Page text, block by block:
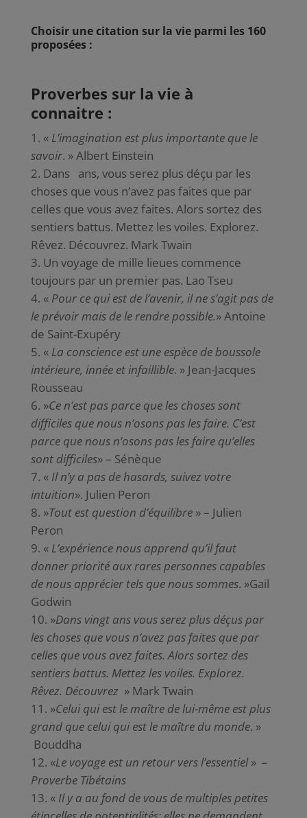
Choisir une citation sur la vie parmi les 160
proposées :
Proverbes sur la vie à
connaitre :
« L’imagination est plus importante que le
savoir. » Albert Einstein
Dans ans, vous serez plus déçu par les
choses que vous n’avez pas faites que par
celles que vous avez faites. Alors sortez des
sentiers battus. Mettez les voiles. Explorez.
Rêvez. Découvrez. Mark Twain
Un voyage de mille lieues commence
toujours par un premier pas. Lao Tseu
« Pour ce qui est de l’avenir, il ne s’agit pas de
le prévoir mais de le rendre possible.» Antoine
de Saint-Exupéry
« La conscience est une espèce de boussole
intérieure, innée et infaillible. » Jean-Jacques
Rousseau
»Ce n’est pas parce que les choses sont
difficiles que nous n’osons pas les faire. C’est
parce que nous n’osons pas les faire qu’elles
sont difficiles» – Sénèque
« Il n’y a pas de hasards, suivez votre
intuition». Julien Peron
»Tout est question d’équilibre » – Julien
Peron
« L’expérience nous apprend qu’il faut
donner priorité aux rares personnes capables
de nous apprécier tels que nous sommes. »Gail
Godwin
»Dans vingt ans vous serez plus déçus par
les choses que vous n’avez pas faites que par
celles que vous avez faites. Alors sortez des
sentiers battus. Mettez les voiles. Explorez.
Rêvez. Découvrez » Mark Twain
»Celui qui est le maître de lui-même est plus
grand que celui qui est le maître du monde. »
Bouddha
«Le voyage est un retour vers l’essentiel » –
Proverbe Tibétains
« Il y a au fond de vous de multiples petites